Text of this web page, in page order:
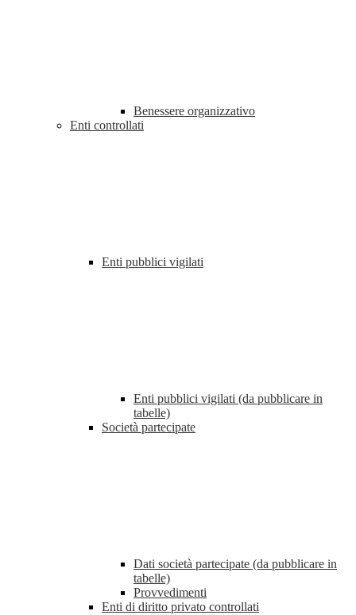
Benessere organizzativo
Enti controllati
Enti pubblici vigilati
Enti pubblici vigilati (da pubblicare in
tabelle)
Società partecipate
Dati società partecipate (da pubblicare in
tabelle)
Provvedimenti
Enti di diritto privato controllati